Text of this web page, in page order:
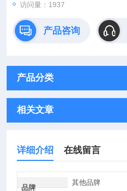
访问量：1937
产品咨询
产品分类
相关文章
详细介绍 在线留言
品牌
其他品牌